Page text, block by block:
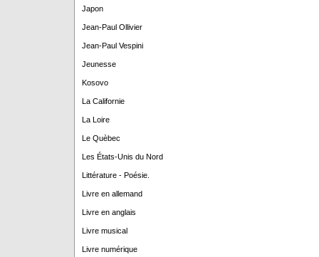
Japon
Jean-Paul Ollivier
Jean-Paul Vespini
Jeunesse
Kosovo
La Californie
La Loire
Le Quèbec
Les États-Unis du Nord
Littérature - Poésie.
Livre en allemand
Livre en anglais
Livre musical
Livre numérique